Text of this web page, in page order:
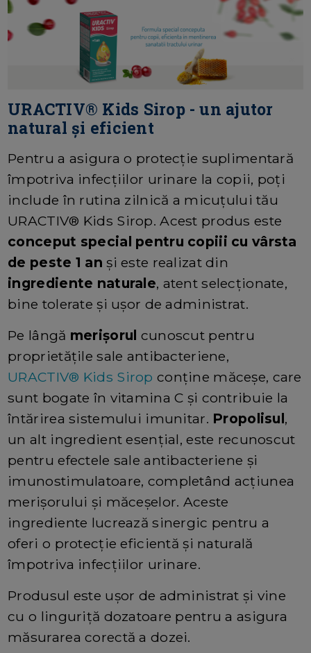
URACTIV® Kids Sirop - un ajutor
natural și eficient
Pentru a asigura o protecție suplimentară
împotriva infecțiilor urinare la copii, poți
include în rutina zilnică a micuțului tău
URACTIV® Kids Sirop. Acest produs este
conceput special pentru copiii cu vârsta
de peste 1 anși este realizat din
ingrediente naturale, atent selecționate,
bine tolerate și ușor de administrat.
Pe lângă merișorul cunoscut pentru
proprietățile sale antibacteriene,
URACTIV® Kids Sirop conține măceșe, care
sunt bogate în vitamina C și contribuie la
întărirea sistemului imunitar. Propolisul,
un alt ingredient esențial, este recunoscut
pentru efectele sale antibacteriene și
imunostimulatoare, completând acțiunea
merișorului și măceșelor. Aceste
ingrediente lucrează sinergic pentru a
oferi o protecție eficientă și naturală
împotriva infecțiilor urinare.
Produsul este ușor de administrat și vine
cu o linguriță dozatoare pentru a asigura
măsurarea corectă a dozei.